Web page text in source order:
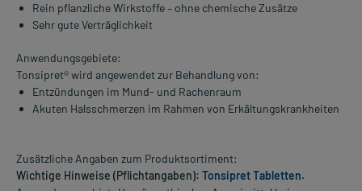
Rein pflanzliche Wirkstoffe – ohne chemische Zusätze
Sehr gute Verträglichkeit
Anwendungsgebiete:
Tonsipret® wird angewendet zur Behandlung von:
Entzündungen im Mund- und Rachenraum
Akuten Halsschmerzen im Rahmen von Erkältungskrankheiten
Zusätzliche Angaben zum Produktsortiment:
Wichtige Hinweise (Pflichtangaben): Tonsipret Tabletten.